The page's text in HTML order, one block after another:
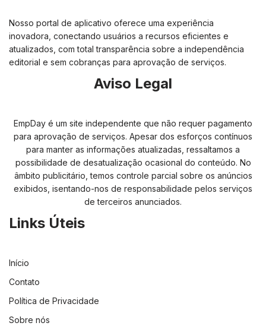
Nosso portal de aplicativo oferece uma experiência
inovadora, conectando usuários a recursos eficientes e
atualizados, com total transparência sobre a independência
editorial e sem cobranças para aprovação de serviços.
Aviso Legal
EmpDay é um site independente que não requer pagamento
para aprovação de serviços. Apesar dos esforços contínuos
para manter as informações atualizadas, ressaltamos a
possibilidade de desatualização ocasional do conteúdo. No
âmbito publicitário, temos controle parcial sobre os anúncios
exibidos, isentando-nos de responsabilidade pelos serviços
de terceiros anunciados.
Links Úteis
Início
Contato
Política de Privacidade
Sobre nós